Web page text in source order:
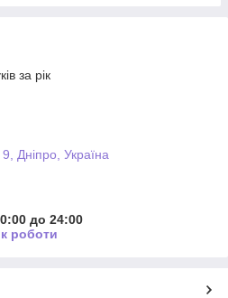
за рік
9, Дніпро, Україна
до 24:00
роботи